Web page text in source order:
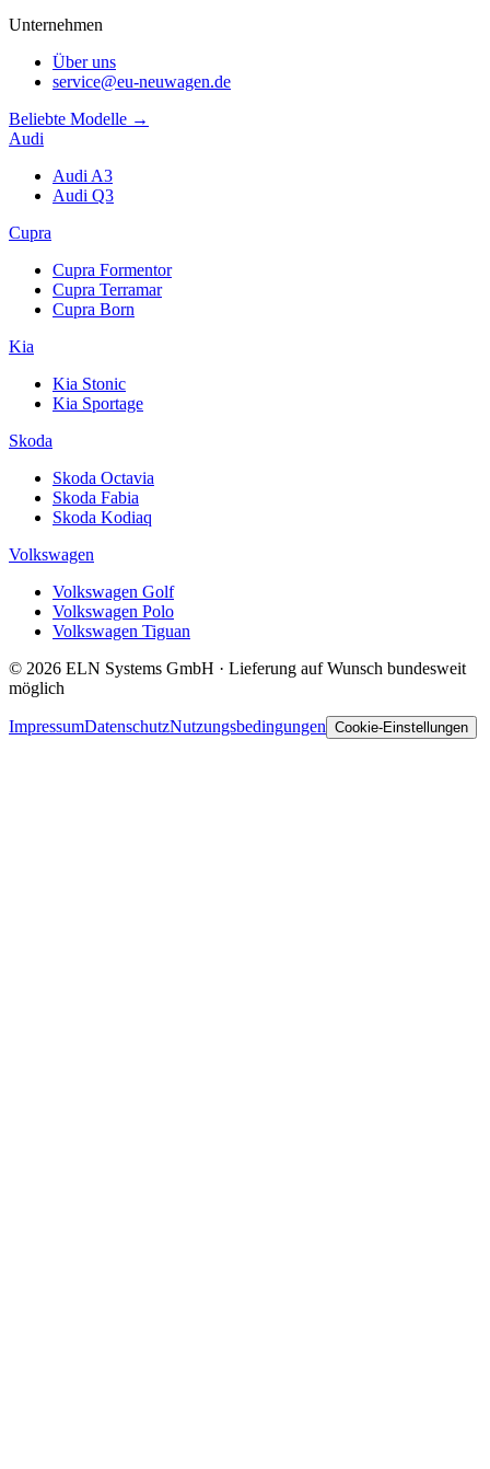
Unternehmen
Über uns
service@eu-neuwagen.de
Beliebte Modelle →
Audi
Audi A3
Audi Q3
Cupra
Cupra Formentor
Cupra Terramar
Cupra Born
Kia
Kia Stonic
Kia Sportage
Skoda
Skoda Octavia
Skoda Fabia
Skoda Kodiaq
Volkswagen
Volkswagen Golf
Volkswagen Polo
Volkswagen Tiguan
© 2026 ELN Systems GmbH · Lieferung auf Wunsch bundesweit
möglich
ImpressumDatenschutzNutzungsbedingungen Cookie-Einstellungen